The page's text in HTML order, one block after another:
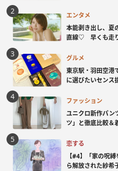
エンタメ
本能剥き出し、
直線♡ 早くも走
グルメ
東京駅・羽田空
に選びたいセンス
ファッション
ユニクロ新作パ
ツ」と徹底比較＆
恋する
【#4】「家の呪
ら解放された紗希